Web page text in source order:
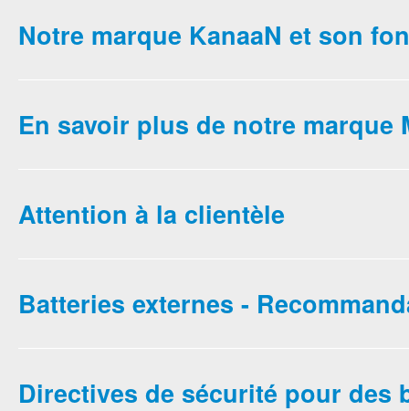
Notre marque KanaaN et son
En savoir plus de notre marque
Attention à la clientèle
Batteries externes -
Directives de sécurité pour des